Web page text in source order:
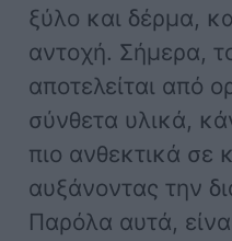
ξύλο και δέρμα,
αντοχή. Σήμερα,
αποτελείται από
σύνθετα υλικά,
πιο ανθεκτικά σε
αυξάνοντας την
Παρόλα αυτά,